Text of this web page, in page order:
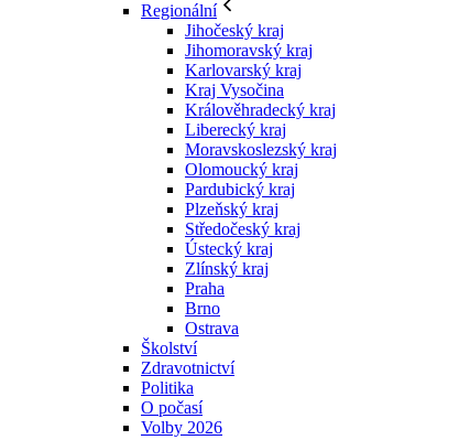
Regionální
Jihočeský kraj
Jihomoravský kraj
Karlovarský kraj
Kraj Vysočina
Králověhradecký kraj
Liberecký kraj
Moravskoslezský kraj
Olomoucký kraj
Pardubický kraj
Plzeňský kraj
Středočeský kraj
Ústecký kraj
Zlínský kraj
Praha
Brno
Ostrava
Školství
Zdravotnictví
Politika
O počasí
Volby 2026